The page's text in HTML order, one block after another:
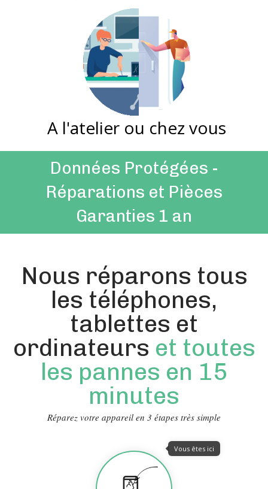
A l'atelier ou chez vous
Données Protégées -
Réparations et Pièces
Garanties 1 an
Nous réparons tous
les téléphones,
tablettes et
ordinateurs et toutes
les pannes en 15
minutes
Réparez votre appareil en 3 étapes très simple
Vous êtes ici